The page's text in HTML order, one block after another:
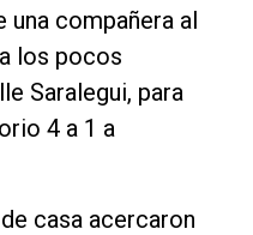
compañera al
los pocos
Saralegui, para
4 a 1 a
casa acercaron